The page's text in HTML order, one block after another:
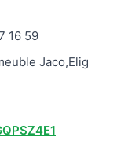
16 59
Jaco,Elig